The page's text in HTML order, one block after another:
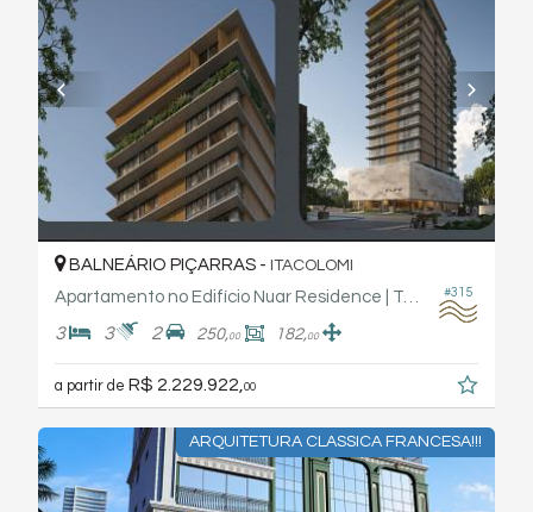
#315
BALNEÁRIO PIÇARRAS - ITACOLOMI
3 3 2 250,00 182,00
a partir de R$ 2.229.922, 00
ARQUITETURA CLASSICA FRANCESA!!!